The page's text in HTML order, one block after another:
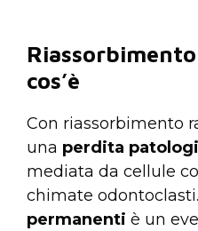
cos’è
Con riassorbimento
una perdita
mediata da cellule
chimate
permanenti è un